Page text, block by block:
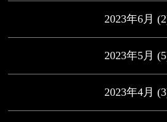
2023年6月
2023年5月
2023年4月